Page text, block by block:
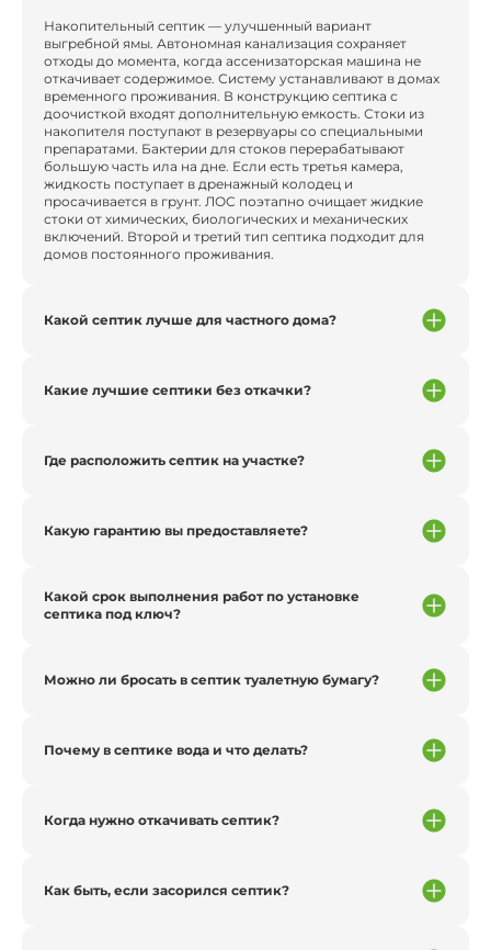
Накопительный септик — улучшенный вариант
выгребной ямы. Автономная канализация сохраняет
отходы до момента, когда ассенизаторская машина не
откачивает содержимое. Систему устанавливают в домах
временного проживания. В конструкцию септика с
доочисткой входят дополнительную емкость. Стоки из
накопителя поступают в резервуары со специальными
препаратами. Бактерии для стоков перерабатывают
большую часть ила на дне. Если есть третья камера,
жидкость поступает в дренажный колодец и
просачивается в грунт. ЛОС поэтапно очищает жидкие
стоки от химических, биологических и механических
включений. Второй и третий тип септика подходит для
домов постоянного проживания.
Какой септик лучше для частного дома?
Какие лучшие септики без откачки?
Где расположить септик на участке?
Какую гарантию вы предоставляете?
Какой срок выполнения работ по установке
септика под ключ?
Можно ли бросать в септик туалетную бумагу?
Почему в септике вода и что делать?
Когда нужно откачивать септик?
Как быть, если засорился септик?